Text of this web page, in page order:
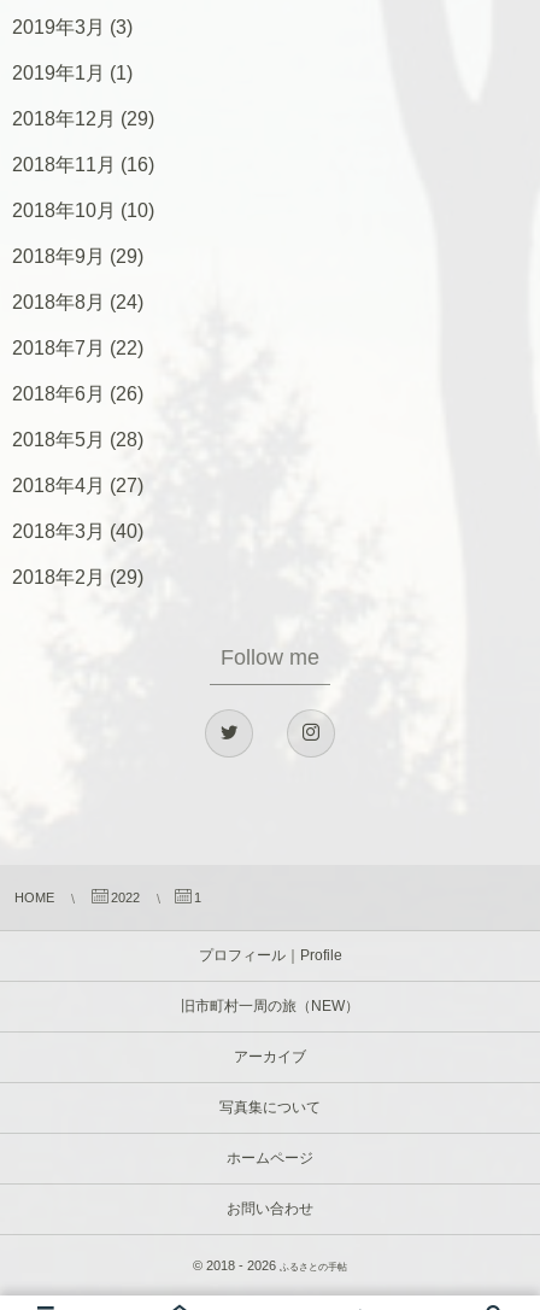
2019年3月 (3)
2019年1月 (1)
2018年12月 (29)
2018年11月 (16)
2018年10月 (10)
2018年9月 (29)
2018年8月 (24)
2018年7月 (22)
2018年6月 (26)
2018年5月 (28)
2018年4月 (27)
2018年3月 (40)
2018年2月 (29)
Follow me
HOME 2022 1
プロフィール｜Profile
旧市町村一周の旅（NEW）
アーカイブ
写真集について
ホームページ
お問い合わせ
© 2018 - 2026 ふるさとの手帖